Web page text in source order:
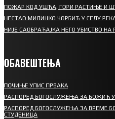
ПОЖАР КОД УШЋА, ГОРИ РАСТИЊЕ И
НЕСТАО МИЛИНКО ЧОРБИЋ У СЕЛУ
НИЈЕ САОБРАЋАЈКА НЕГО УБИСТВО НА
ОБАВЕШТЕЊА
ПОЧИЊЕ УПИС ПРВАКА
РАСПОРЕД БОГОСЛУЖЕЊА ЗА БОЖИЋ
РАСПОРЕД БОГОСЛУЖЕЊА ЗА ВРЕМЕ
СТУДЕНИЦА